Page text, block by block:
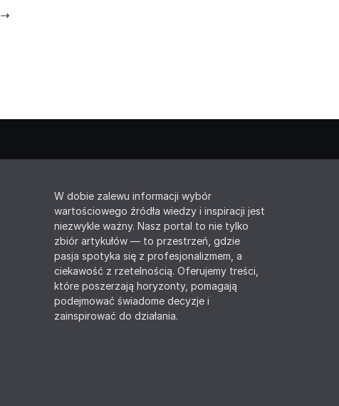
W dobie zalewu informacji wybór
wartościowego źródła wiedzy i inspiracji jest
niezwykle ważny. Nasz portal to nie tylko
zbiór artykułów — to przestrzeń, gdzie
pasja spotyka się z profesjonalizmem, a
ciekawość z rzetelnością. Oferujemy treści,
które poszerzają horyzonty, pomagają
podejmować świadome decyzje i
zainspirować do działania.